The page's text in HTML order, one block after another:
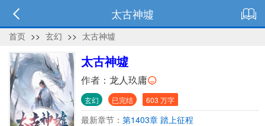
太古神墟
首页 >> 玄幻 >> 太古神墟
太古神墟
作者： 龙人玖庸
玄幻 已完结 603 万字
最新章节： 第1403章 踏上征程